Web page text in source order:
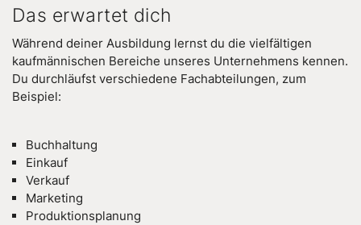
Das erwartet dich
Während deiner Ausbildung lernst du die vielfältigen
kaufmännischen Bereiche unseres Unternehmens kennen.
Du durchläufst verschiedene Fachabteilungen, zum
Beispiel:
Buchhaltung
Einkauf
Verkauf
Marketing
Produktionsplanung